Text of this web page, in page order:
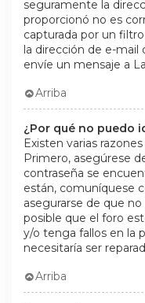
seguramente la
proporcionó no es
capturada por un
la dirección de e-mail
envíe un mensaje a
Arriba
¿Por qué no puedo
Existen varias
Primero, asegúrese
contraseña se
están, comuníquese
asegurarse de que
posible que el foro
y/o tenga fallos en la
necesitaría ser
Arriba